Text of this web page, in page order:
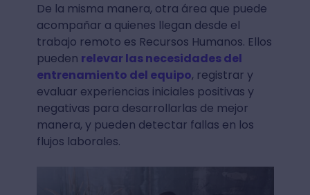
De la misma manera, otra área que puede
acompañar a quienes llegan desde el
trabajo remoto es Recursos Humanos. Ellos
pueden relevar las necesidades del
entrenamiento del equipo, registrar y
evaluar experiencias iniciales positivas y
negativas para desarrollarlas de mejor
manera, y pueden detectar fallas en los
flujos laborales.